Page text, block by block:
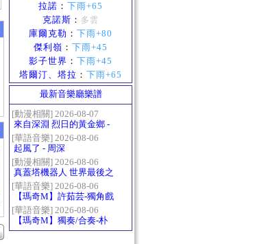
拉諾 ： 下雨+65
克諾斯 ： 多雲
庫爾克勒 ： 下雨+80
傑利嶺 ： 下雨+45
影子世界 ： 下雨+45
塔爾汀、塔拉 ： 下雨+65
最新音樂廳樂譜
[動漫相關] 2026-08-07
來自深淵 烈日的黃金鄉 -
Gravity
[華語音樂] 2026-08-06
起風了 - 周深
[動漫相關] 2026-08-06
真蓋塔機器人 世界最後之
日OP2 HEATS
[華語音樂] 2026-08-06
【瑪奇M】許茹芸-獨角戲
[華語音樂] 2026-08-06
【瑪奇M】獨奏/合奏-朴
樹-那些花兒